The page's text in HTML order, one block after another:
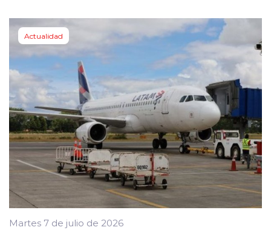
Actualidad
Martes 7 de julio de 2026